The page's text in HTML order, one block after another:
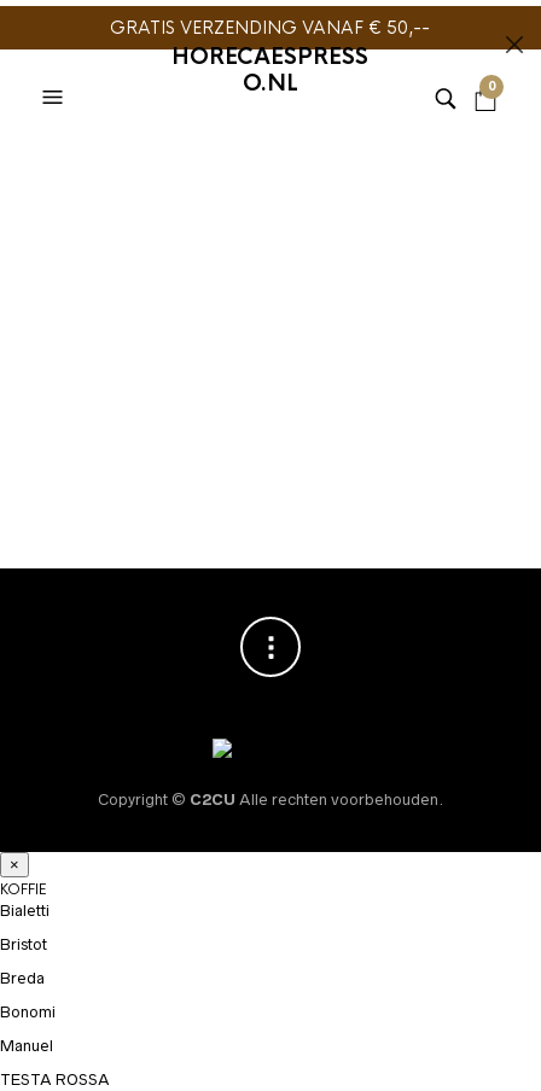
GRATIS VERZENDING VANAF € 50,--
HORECAESPRESS
O.NL
0
Copyright © C2CU Alle rechten voorbehouden.
×
KOFFIE
Bialetti
Bristot
Breda
Bonomi
Manuel
TESTA ROSSA